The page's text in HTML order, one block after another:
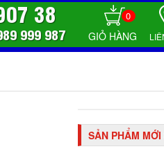
0
38
999 987
SẢN PHẨM